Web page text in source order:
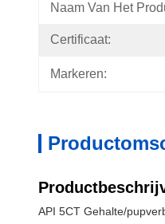
Naam Van Het
Certificaat:
Markeren:
API 5CT Gehalte/